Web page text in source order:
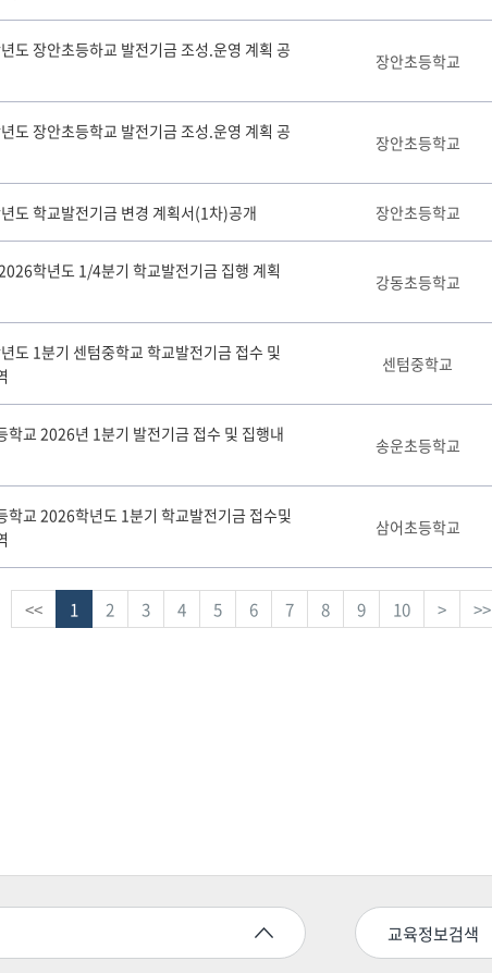
도 장안초등하교 발전기금 조성.운영 계획 공
장안초등학교
도 장안초등학교 발전기금 조성.운영 계획 공
장안초등학교
도 학교발전기금 변경 계획서(1차)공개 장안초등학교
학년도 1/4분기 학교발전기금 집행 계획
강동초등학교
도 1분기 센텀중학교 학교발전기금 접수 및
센텀중학교
학교 2026년 1분기 발전기금 접수 및 집행내
송운초등학교
학교 2026학년도 1분기 학교발전기금 접수및
삼어초등학교
<< 1 2 3 4 5 6 7 8 9 10 > >>
교육정보검색